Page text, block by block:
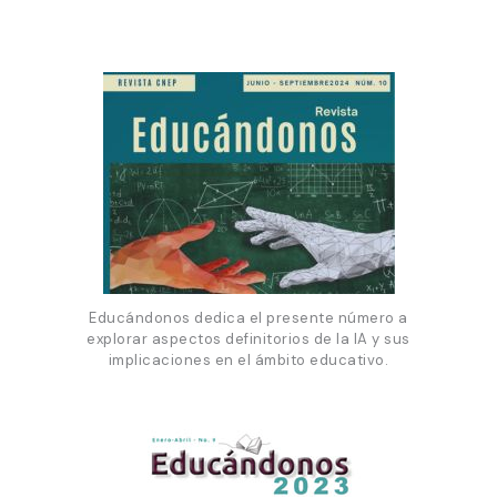
Educándonos dedica el presente número a
explorar aspectos definitorios de la IA y sus
implicaciones en el ámbito educativo.